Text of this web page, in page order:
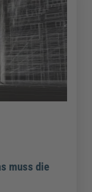
muss die